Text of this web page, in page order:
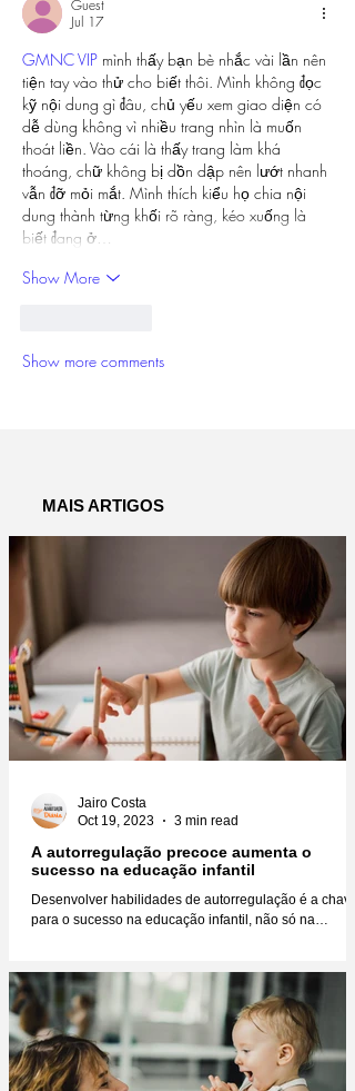
Guest
Jul 17
GMNC VIP mình thấy bạn bè nhắc vài lần nên
tiện tay vào thử cho biết thôi. Mình không đọc
kỹ nội dung gì đâu, chủ yếu xem giao diện có
dễ dùng không vì nhiều trang nhìn là muốn
thoát liền. Vào cái là thấy trang làm khá
thoáng, chữ không bị dồn dập nên lướt nhanh
vẫn đỡ mỏi mắt. Mình thích kiểu họ chia nội
dung thành từng khối rõ ràng, kéo xuống là
biết đang ở…
Show More
Show more comments
MAIS ARTIGOS
A autorregulação precoce aumenta o
sucesso na educação infantil
Desenvolver habilidades de autorregulação é a chave
para o sucesso na educação infantil, não só na
Jairo Costa
Oct 19, 2023
3 min read